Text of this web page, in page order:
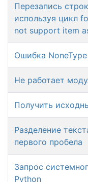
Перезапись
используя цикл
not support item
Ошибка
Не работает
Получить
Разделение
первого пробела
Запрос
Python